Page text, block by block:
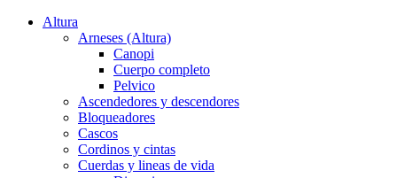
Altura
Arneses (Altura)
Canopi
Cuerpo completo
Pelvico
Ascendedores y descendores
Bloqueadores
Cascos
Cordinos y cintas
Cuerdas y lineas de vida